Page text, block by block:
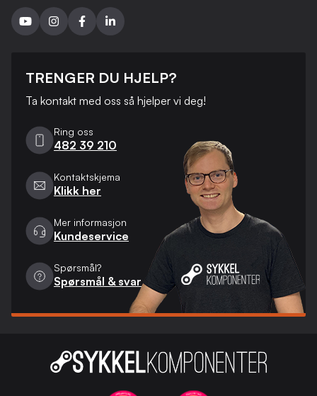
TRENGER DU HJELP?
Ta kontakt med oss ​​så hjelper vi deg!
Ring oss
482 39 210
Kontaktskjema
Klikk her
Mer informasjon
Kundeservice
Spørsmål?
Spørsmål & svar